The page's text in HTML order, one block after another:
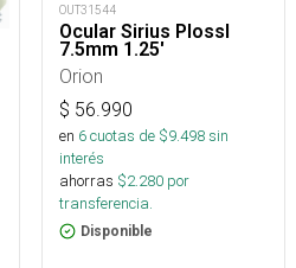
OUT31544
Ocular Sirius Plossl
7.5mm 1.25'
Orion
$ 56.990
en 6cuotas de $9.498sin
interés
ahorras $2.280 por
transferencia.
Disponible